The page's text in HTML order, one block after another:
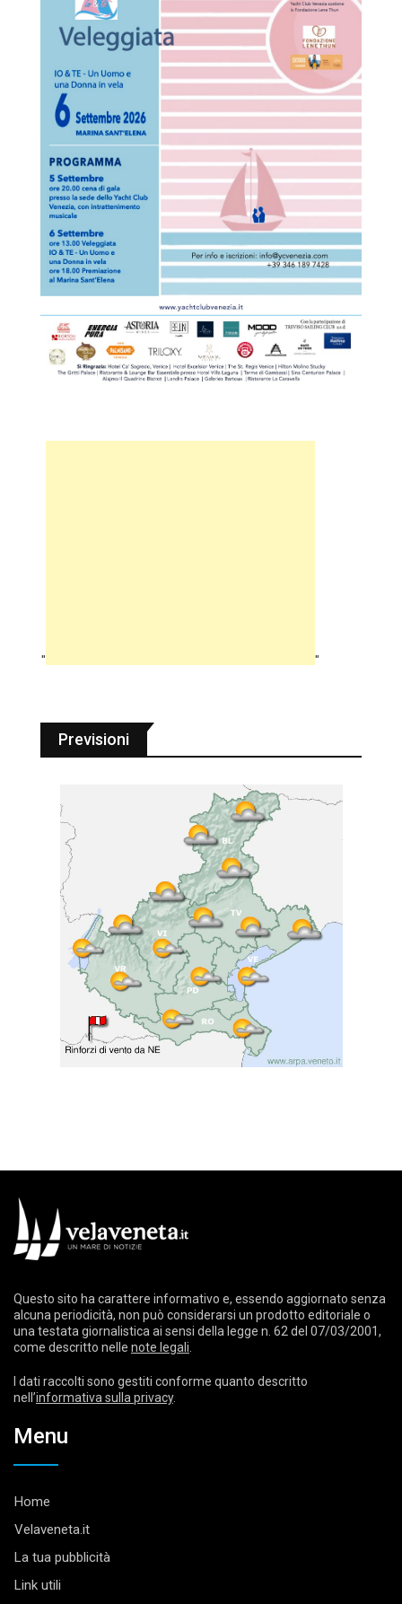
" "
Previsioni
Questo sito ha carattere informativo e, essendo aggiornato senza
alcuna periodicità, non può considerarsi un prodotto editoriale o
una testata giornalistica ai sensi della legge n. 62 del 07/03/2001,
come descritto nelle note legali
I dati raccolti sono gestiti conforme quanto descritto
nell’informativa sulla privacy.
Menu
Home
Velaveneta.it
La tua pubblicità
Link utili